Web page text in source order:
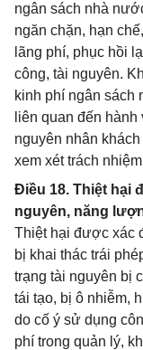
ngân sách nhà
ngăn chặn, hạn
lãng phí, phục hồi
công, tài nguyên.
kinh phí ngân sách
liên quan đến
nguyên nhân
xem xét trách
Điều 18. Thiệt hại
nguyên, năng
Thiệt hại được xác
bị khai thác trái
trạng tài nguyên bị
tái tạo, bị ô nhiễm,
do cố ý sử dụng
phí trong quản lý,